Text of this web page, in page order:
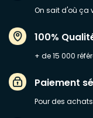
On sait d'où ça
100%
+ de 15 000
Paiement
Pour des